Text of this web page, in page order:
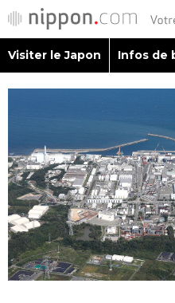
Visiter le Japon
Infos de base
Dossiers
Visiter le Japon Infos de